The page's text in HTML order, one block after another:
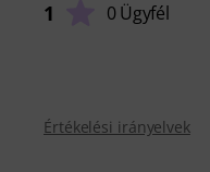
1 0 Ügyfél
Értékelési irányelvek